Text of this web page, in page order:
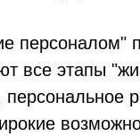
персоналом"
все этапы